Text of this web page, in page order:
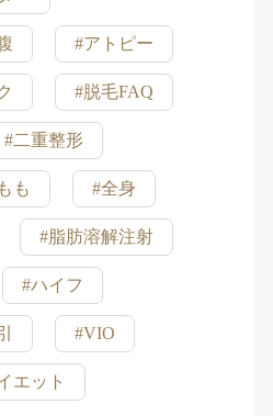
#アトピー
#脱毛FAQ
#二重整形
も #全身
#脂肪溶解注射
#ハイフ
#VIO
エット